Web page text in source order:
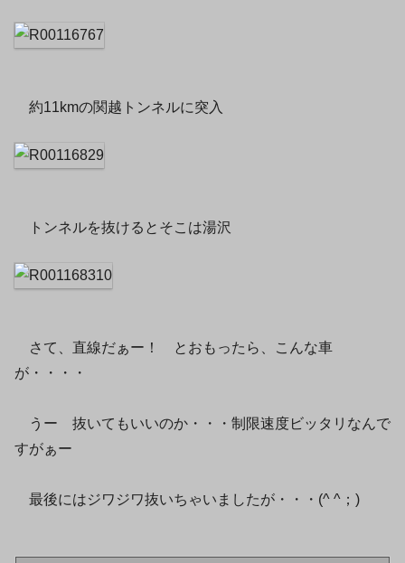
約11kmの関越トンネルに突入
トンネルを抜けるとそこは湯沢
さて、直線だぁー！ とおもったら、こんな車
が・・・・
うー 抜いてもいいのか・・・制限速度ビッタリなんで
すがぁー
最後にはジワジワ抜いちゃいましたが・・・(^ ^；)ゞ